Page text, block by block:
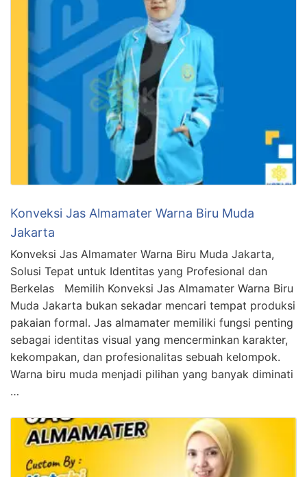
Konveksi Jas Almamater Warna Biru Muda
Jakarta
Konveksi Jas Almamater Warna Biru Muda Jakarta,
Solusi Tepat untuk Identitas yang Profesional dan
Berkelas Memilih Konveksi Jas Almamater Warna Biru
Muda Jakarta bukan sekadar mencari tempat produksi
pakaian formal. Jas almamater memiliki fungsi penting
sebagai identitas visual yang mencerminkan karakter,
kekompakan, dan profesionalitas sebuah kelompok.
Warna biru muda menjadi pilihan yang banyak diminati
…